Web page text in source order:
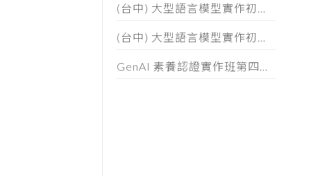
(台中) 大型語言模型實作初階班 (第二期) 招生簡章
(台中) 大型語言模型實作初階班 (第一期) 招生簡章
GenAI 素養認證實作班第四期招生簡章